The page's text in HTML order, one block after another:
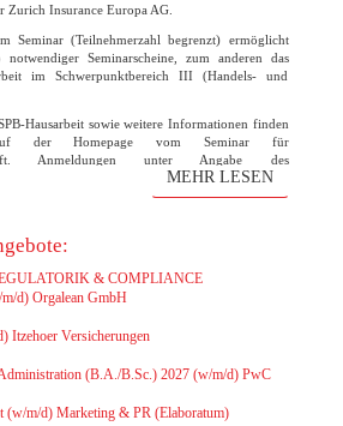
Zurich Insurance Europa AG.
Seminar (Teilnehmerzahl begrenzt) ermöglicht
Seminarscheine, zum anderen das
im Schwerpunktbereich III (Handels- und
Hausarbeit sowie weitere Informationen finden
der Homepage vom Seminar für
Anmeldungen unter Angabe des
bis zum 31. März 2026 direkt an den Lehrstuhl
und finale Themenvergabe findet am 07.
MEHR LESEN
& COMPLIANCE
d) Orgalean GmbH
Itzehoer Versicherungen
(B.A./B.Sc.) 2027 (w/m/d) PwC
(w/m/d) Marketing & PR (Elaboratum)